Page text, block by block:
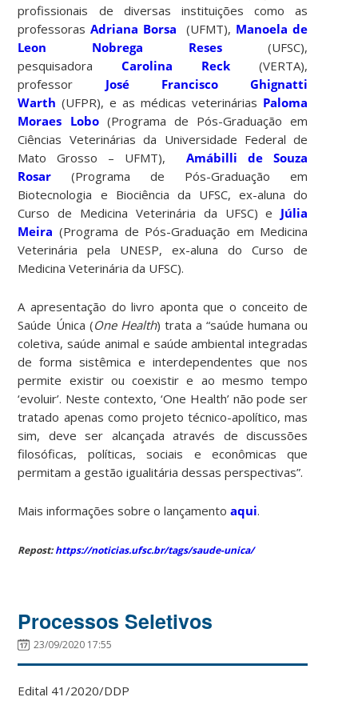
profissionais de diversas instituições como as
professorasAdriana Borsa (UFMT), Manoela de
Leon Nobrega Reses (UFSC),
pesquisadoraCarolina Reck (VERTA),
professor José Francisco Ghignatti
Warth (UFPR), e as médicas veterinárias Paloma
Moraes Lobo(Programa de Pós-Graduação em
Ciências Veterinárias da Universidade Federal de
Mato Grosso – UFMT),Amábilli de Souza
Rosar (Programa de Pós-Graduação em
Biotecnologia e Biociência da UFSC, ex-aluna do
Curso de Medicina Veterinária da UFSC) e Júlia
Meira (Programa de Pós-Graduação em Medicina
Veterinária pela UNESP, ex-aluna do Curso de
Medicina Veterinária da UFSC).
A apresentação do livro aponta que o conceito de
Saúde Única (One Health) trata a “saúde humana ou
coletiva, saúde animal e saúde ambiental integradas
de forma sistêmica e interdependentes que nos
permite existir ou coexistir e ao mesmo tempo
‘evoluir’. Neste contexto, ‘One Health’ não pode ser
tratado apenas como projeto técnico-apolítico, mas
sim, deve ser alcançada através de discussões
filosóficas, políticas, sociais e econômicas que
permitam a gestão igualitária dessas perspectivas”.
Mais informações sobre o lançamentoaqui.
Repost:https://noticias.ufsc.br/tags/saude-unica/
Processos Seletivos
23/09/2020 17:55
Edital 41/2020/DDP